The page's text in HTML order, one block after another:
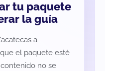
tu paquete
la guía
a
el paquete esté
no se